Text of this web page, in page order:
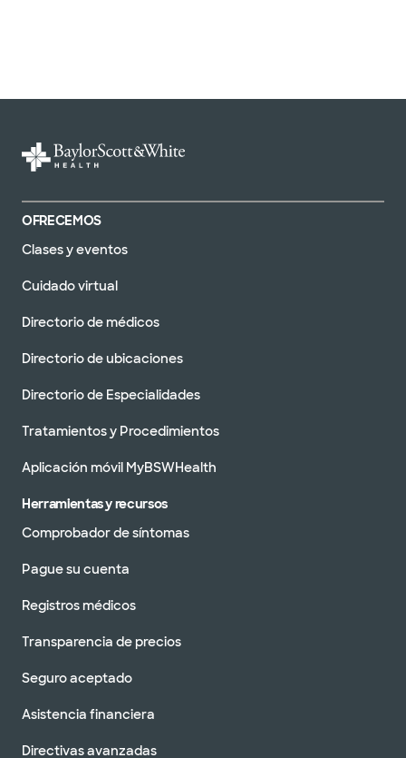
OFRECEMOS
Clases y eventos
Cuidado virtual
Directorio de médicos
Directorio de ubicaciones
Directorio de Especialidades
Tratamientos y Procedimientos
Aplicación móvil MyBSWHealth
Herramientas y recursos
Comprobador de síntomas
Pague su cuenta
Registros médicos
Transparencia de precios
Seguro aceptado
Asistencia financiera
Directivas avanzadas